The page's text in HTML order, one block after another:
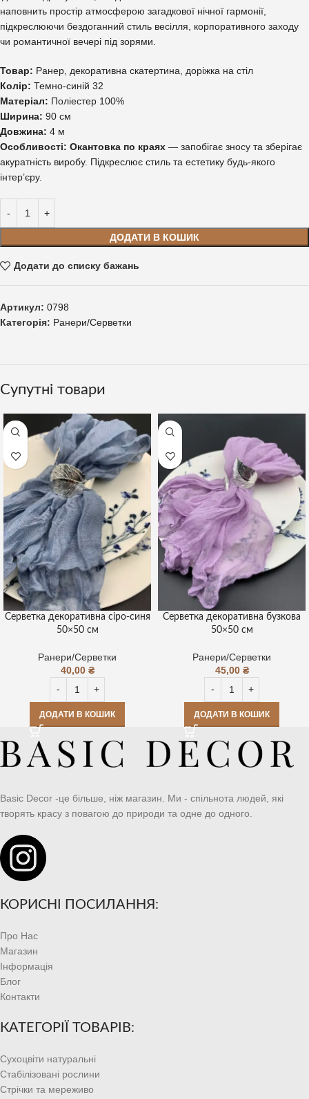
наповнить простір атмосферою загадкової нічної гармонії,
підкреслюючи бездоганний стиль весілля, корпоративного заходу
чи романтичної вечері під зорями.
Товар: Ранер, декоративна скатертина, доріжка на стіл
Колір: Темно-синій 32
Матеріал: Поліестер 100%
Ширина: 90 см
Довжина: 4 м
Особливості: Окантовка по краях — запобігає зносу та зберігає
акуратність виробу. Підкреслює стиль та естетику будь-якого
інтер’єру.
ДОДАТИ В КОШИК
Додати до списку бажань
Артикул: 0798
Категорія: Ранери/Серветки
Супутні товари
Серветка декоративна сіро-синя
50×50 см
Ранери/Серветки
40,00 ₴
ДОДАТИ В КОШИК
Серветка декоративна бузкова
50×50 см
Ранери/Серветки
45,00 ₴
ДОДАТИ В КОШИК
Basic Decor -це більше, ніж магазин. Ми - спільнота людей, які
творять красу з повагою до природи та одне до одного.
КОРИСНІ ПОСИЛАННЯ:
Про Нас
Магазин
Інформація
Блог
Контакти
КАТЕГОРІЇ ТОВАРІВ:
Сухоцвіти натуральні
Стабілізовані рослини
Стрічки та мереживо